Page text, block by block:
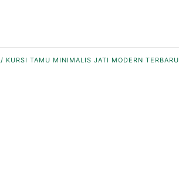
/ KURSI TAMU MINIMALIS JATI MODERN TERBARU